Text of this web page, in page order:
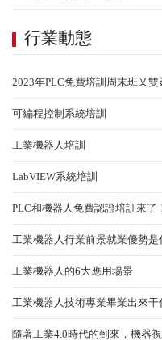
行業動態
2023年PLC免費培訓周末班又雙
可編程控制系統培訓
工業機器人培訓
LabVIEW系統培訓
PLC和機器人免費認證培訓來了
工業機器人行業前景就業優勢是
工業機器人的6大應用場景
工業機器人技術專業畢業出來干
隨著工業4.0時代的到來，機器